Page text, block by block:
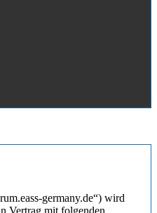
germany.de“) wird
Vertrag mit folgenden